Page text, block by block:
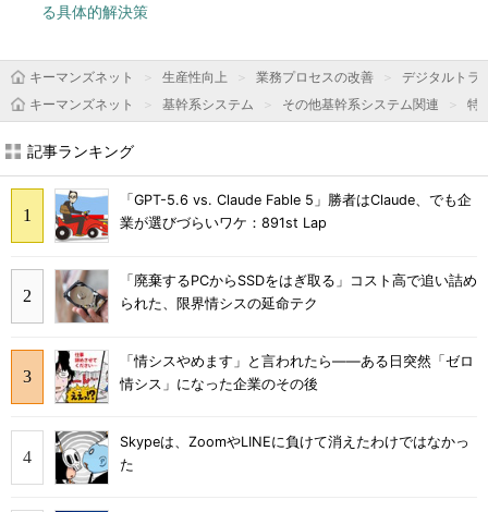
る具体的解決策
キーマンズネット 生産性向上 業務プロセスの改善
デジタルトラ
キーマンズネット
基幹系システム その他基幹系システム関連 特
記事ランキング
「GPT-5.6 vs. Claude Fable 5」勝者はClaude、でも企
業が選びづらいワケ：891st Lap
「廃棄するPCからSSDをはぎ取る」コスト高で追い詰め
られた、限界情シスの延命テク
「情シスやめます」と言われたら――ある日突然「ゼロ
情シス」になった企業のその後
Skypeは、ZoomやLINEに負けて消えたわけではなかっ
た